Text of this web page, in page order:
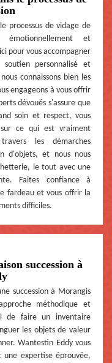
processus de vidage de
émotionnellement et
pour vous accompagner
personnalisé et
connaissons bien les
engageons à vous offrir
dévoués s'assure que
soin et respect, vous
ce qui est vraiment
les démarches
d'objets, et nous nous
le tout avec une
Faites confiance à
fardeau et vous offrir la
difficiles.
succession à
succession à Morangis
méthodique et
de faire un inventaire
les objets de valeur
Wantestin Eddy vous
une expertise éprouvée,